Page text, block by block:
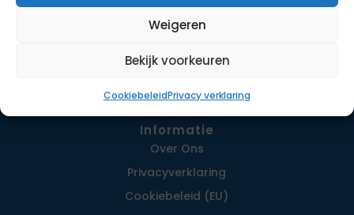
Weigeren
Bekijk voorkeuren
CookiebeleidPrivacy verklaring
Opdrachten
Werkwijze
Detachering
Informatie
Over Ons
Privacy­verklaring
Cookiebeleid (EU)